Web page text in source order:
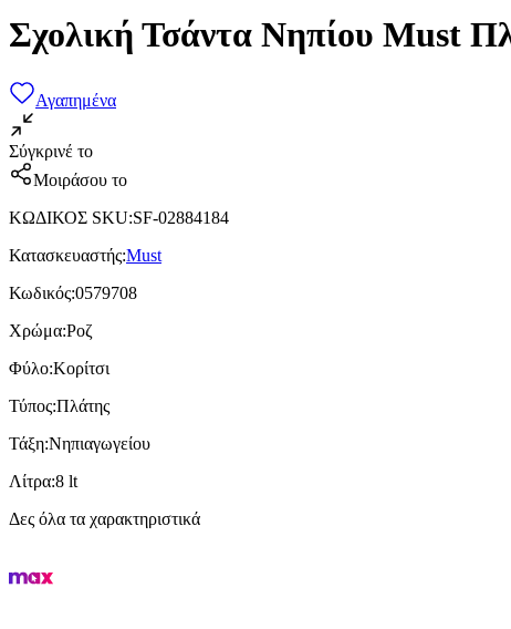
Σχολική Τσάντα Νηπίου Must
Αγαπημένα
Σύγκρινέ το
Μοιράσου το
ΚΩΔΙΚΟΣ SKU:SF-02884184
Κατασκευαστής:Must
Κωδικός:0579708
Χρώμα:Ροζ
Φύλο:Κορίτσι
Τύπος:Πλάτης
Τάξη:Νηπιαγωγείου
Λίτρα:8 lt
Δες όλα τα χαρακτηριστικά